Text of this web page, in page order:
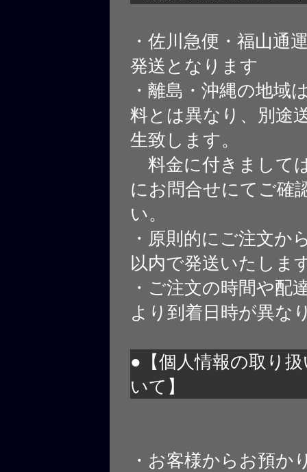
・佐川急便・福山通
発送となります
・離島・沖縄の地域
料とは異なり、別途
生致します。
料金に付きまして
にお問合せにてご確
い。
・原則的にご注文か
以内で発送いたしま
・ご注文の時間や配
より到着日時が異な
●【個人情報の取り
いて】
・お客様からお預か